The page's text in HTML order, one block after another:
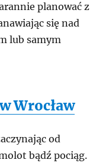
planować z
się nad
lub samym
Wrocław
od
bądź pociąg.